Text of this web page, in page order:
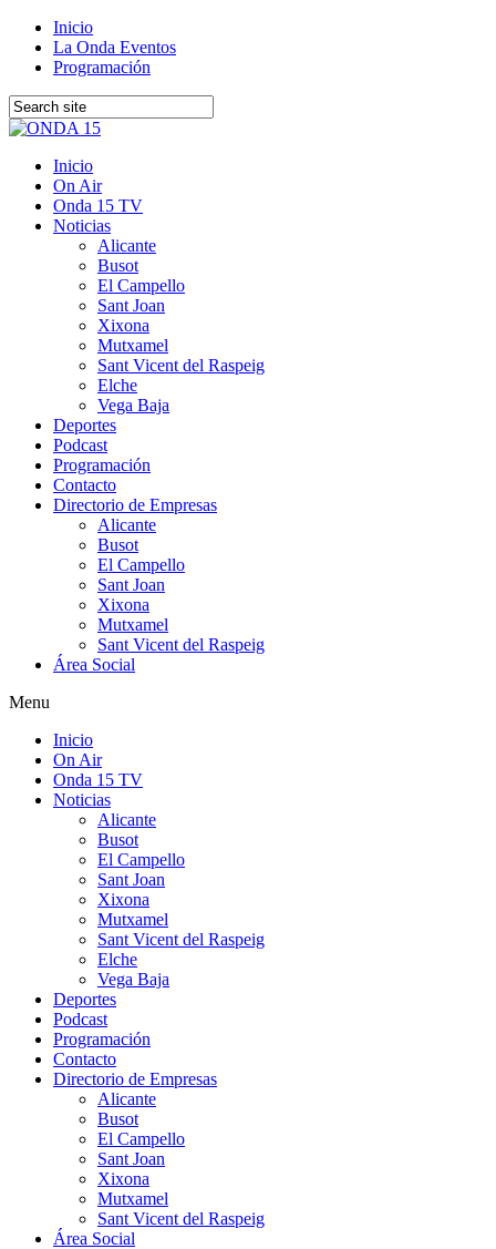
Inicio
La Onda Eventos
Programación
Inicio
On Air
Onda 15 TV
Noticias
Alicante
Busot
El Campello
Sant Joan
Xixona
Mutxamel
Sant Vicent del Raspeig
Elche
Vega Baja
Deportes
Podcast
Programación
Contacto
Directorio de Empresas
Alicante
Busot
El Campello
Sant Joan
Xixona
Mutxamel
Sant Vicent del Raspeig
Área Social
Menu
Inicio
On Air
Onda 15 TV
Noticias
Alicante
Busot
El Campello
Sant Joan
Xixona
Mutxamel
Sant Vicent del Raspeig
Elche
Vega Baja
Deportes
Podcast
Programación
Contacto
Directorio de Empresas
Alicante
Busot
El Campello
Sant Joan
Xixona
Mutxamel
Sant Vicent del Raspeig
Área Social